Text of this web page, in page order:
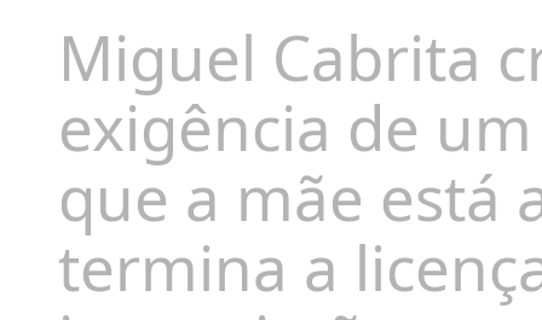
Miguel Cabrita
exigência de
que a mãe está
termina a